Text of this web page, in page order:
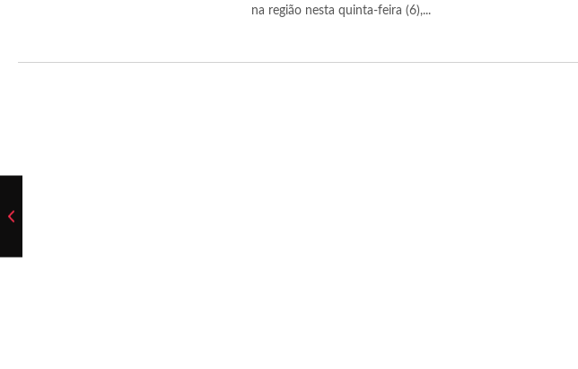
na região nesta quinta-feira (6),...